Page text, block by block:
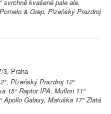
svrchně kvašené pale ale,
& Grep, Plzeňský Prazdroj
3, Praha
Plzeňský Prazdroj 12°
15° Raptor IPA, Muflon 11°
Apollo Galaxy, Matuška 17° Zlatá